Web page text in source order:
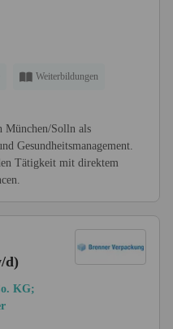
Weiterbildungen
München/Solln als
Gesundheitsmanagement.
Tätigkeit mit direktem
d)
KG;